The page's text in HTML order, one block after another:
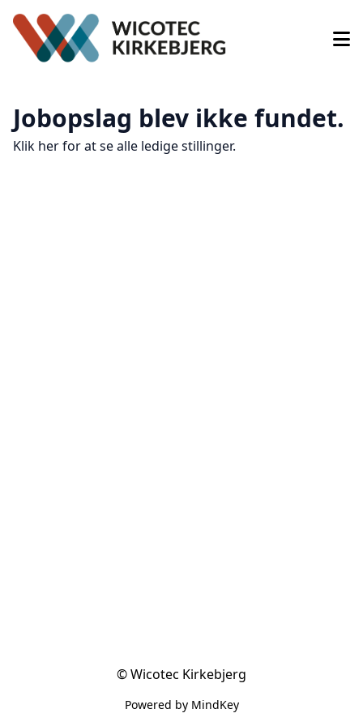
Jobopslag blev ikke fundet.
Klik her for at se alle ledige stillinger.
© Wicotec Kirkebjerg
Powered by MindKey